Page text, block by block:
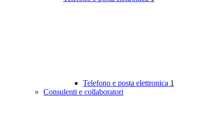
Telefono e posta elettronica 1
Consulenti e collaboratori